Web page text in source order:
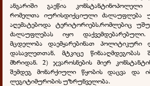
ანგარიში გაეწია კონსტანტინოპოლელი
რომელთა იურისდიქციული ძალაუფლება
აღემატებოდა ტერიტორიებს,რომლებიც
ძალაუფლებას იყო
მცდელობა დაემყარებინათ პოლიტიკური
დასავლეთთან, მტკიცე წინააღმდეგობას
მხრიდან. 2) ჯვაროსნების მიერ
შემდეგ მონარქიული წყობის დაცვა და
ლეგიტიმურობის უზრუნველობა.